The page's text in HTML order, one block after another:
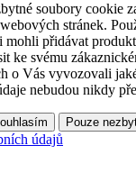
soubory cookie
stránek.
mohli přidávat
ke svému
o Vás vyvozovali
nebudou nikdy
Pouze
údajů